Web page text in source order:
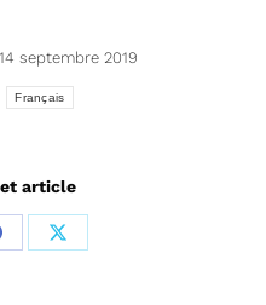
14 septembre 2019
Français
article
Partager